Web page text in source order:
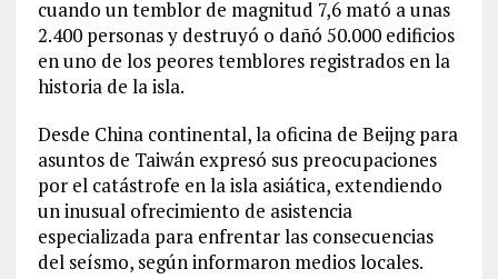
cuando un temblor de magnitud 7,6 mató a unas
2.400 personas y destruyó o dañó 50.000 edificios
en uno de los peores temblores registrados en la
historia de la isla.
Desde China continental, la oficina de Beijng para
asuntos de Taiwán expresó sus preocupaciones
por el catástrofe en la isla asiática, extendiendo
un inusual ofrecimiento de asistencia
especializada para enfrentar las consecuencias
del seísmo, según informaron medios locales.